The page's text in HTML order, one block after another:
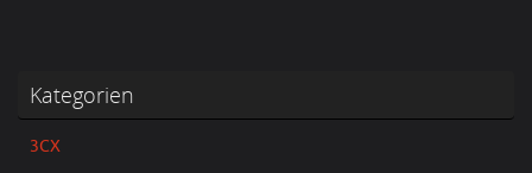
Kategorien
3CX